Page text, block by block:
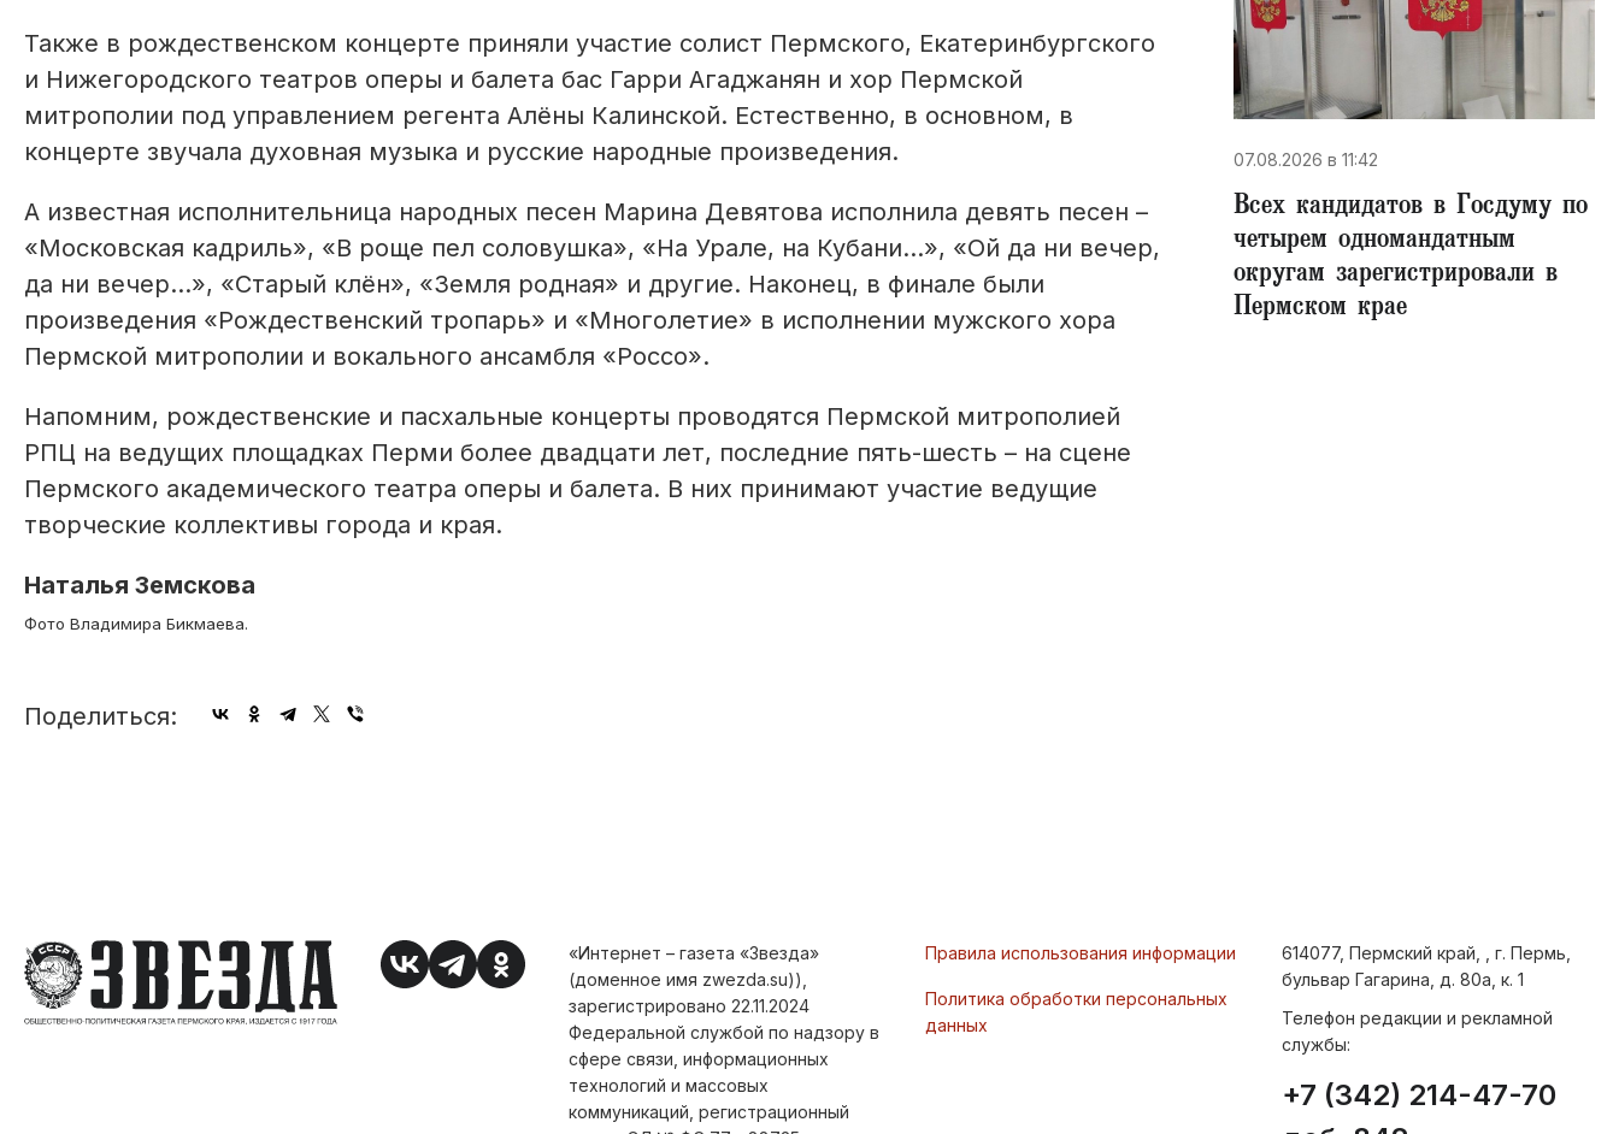
Также в рождественском концерте приняли участие солист Пермского, Екатеринбургского
и Нижегородского театров оперы и балета бас Гарри Агаджанян и хор Пермской
митрополии под управлением регента Алёны Калинской. Естественно, в основном, в
концерте звучала духовная музыка и русские народные произведения.
А известная исполнительница народных песен Марина Девятова исполнила девять песен –
«Московская кадриль», «В роще пел соловушка», «На Урале, на Кубани...», «Ой да ни вечер,
да ни вечер...», «Старый клён», «Земля родная» и другие. Наконец, в финале были
произведения «Рождественский тропарь» и «Многолетие» в исполнении мужского хора
Пермской митрополии и вокального ансамбля «Россо».
Напомним, рождественские и пасхальные концерты проводятся Пермской митрополией
РПЦ на ведущих площадках Перми более двадцати лет, последние пять-шесть – на сцене
Пермского академического театра оперы и балета. В них принимают участие ведущие
творческие коллективы города и края.
Наталья Земскова
Фото Владимира Бикмаева.
Поделиться:
07.08.2026 в 11:42
Всех кандидатов в Госдуму по
четырем одномандатным
округам зарегистрировали в
Пермском крае
«Интернет – газета «Звезда»
(доменное имя zwezda.su)),
зарегистрировано 22.11.2024
Федеральной службой по надзору в
сфере связи, информационных
технологий и массовых
коммуникаций, регистрационный
Правила использования информации
Политика обработки персональных
данных
614077, Пермский край, , г. Пермь,
бульвар Гагарина, д. 80а, к. 1
Телефон редакции и рекламной
службы:
+7 (342) 214-47-70